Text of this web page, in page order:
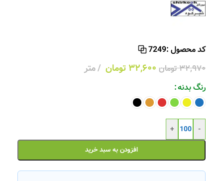
کد محصول :7249
۳۲,۹۷۰تومان ۳۲,۶۰۰ تومان متر
رنگ بدنه
-
+
افزودن به سبد خرید